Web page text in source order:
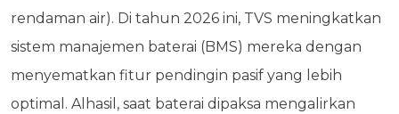
rendaman air). Di tahun 2026 ini, TVS meningkatkan
sistem manajemen baterai (BMS) mereka dengan
menyematkan fitur pendingin pasif yang lebih
optimal. Alhasil, saat baterai dipaksa mengalirkan